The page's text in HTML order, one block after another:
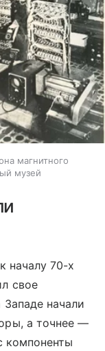
магнитного
музей
началу 70-х
свое
начали
а точнее —
компоненты